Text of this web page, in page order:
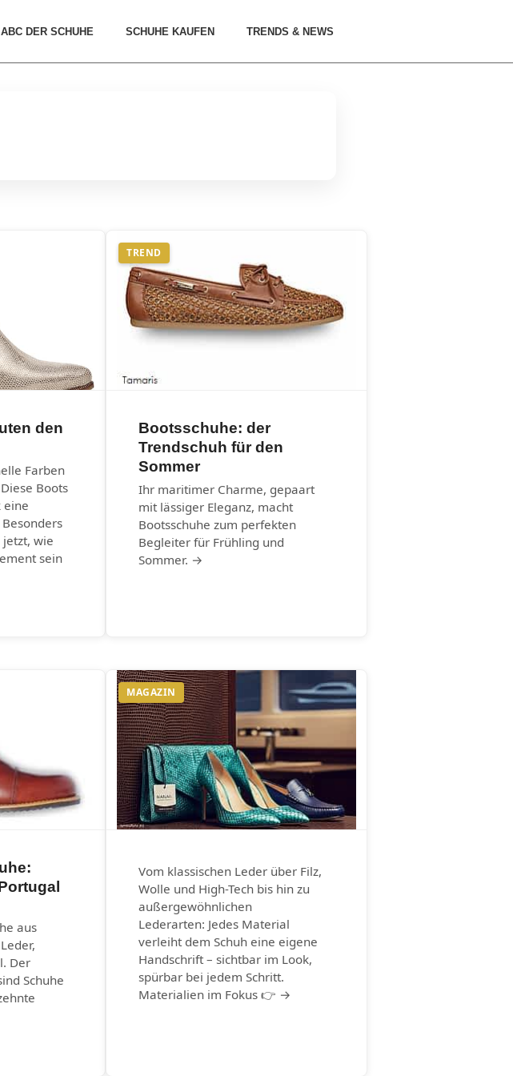
ABC DER SCHUHE SCHUHE KAUFEN TRENDS & NEWS
den
Farben
Boots
eine
jetzt, wie
sein
TREND
Bootsschuhe: der
Trendschuh für den
Sommer
Ihr maritimer Charme, gepaart
mit lässiger Eleganz, macht
Bootsschuhe zum perfekten
Begleiter für Frühling und
Sommer. →
aus
Der
Schuhe
MAGAZIN
Vom klassischen Leder über Filz,
Wolle und High-Tech bis hin zu
außergewöhnlichen
Lederarten: Jedes Material
verleiht dem Schuh eine eigene
Handschrift – sichtbar im Look,
spürbar bei jedem Schritt.
Materialien im Fokus 👉 →